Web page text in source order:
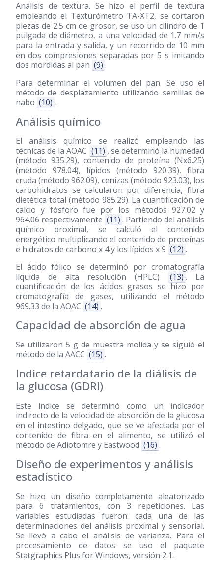
Análisis de textura. Se hizo el perfil de textura
empleando el Texturómetro TA-XT2, se cortaron
piezas de 2.5 cm de grosor, se uso un cilindro de 1
pulgada de diámetro, a una velocidad de 1.7 mm/s
para la entrada y salida, y un recorrido de 10 mm
en dos compresiones separadas por 5 s imitando
dos mordidas al pan (9) .
Para determinar el volumen del pan. Se uso el
método de desplazamiento utilizando semillas de
nabo (10) .
Análisis químico
El análisis químico se realizó empleando las
técnicas de la AOAC (11) , se determinó la humedad
(método 935.29), contenido de proteína (Nx6.25)
(método 978.04), lípidos (método 920.39), fibra
cruda (método 962.09), cenizas (método 923.03), los
carbohidratos se calcularon por diferencia, fibra
dietética total (método 985.29). La cuantificación de
calcio y fósforo fue por los métodos 927.02 y
964.06 respectivamente (11) . Partiendo del análisis
químico proximal, se calculó el contenido
energético multiplicando el contenido de proteínas
e hidratos de carbono x 4 y los lípidos x 9 (12) .
El ácido fólico se determinó por cromatografía
líquida de alta resolución (HPLC)
(13) . La
cuantificación de los ácidos grasos se hizo por
cromatografía de gases, utilizando el método
969.33 de la AOAC (14) .
Capacidad de absorción de agua
Se utilizaron 5 g de muestra molida y se siguió el
método de la AACC (15) .
Indice retardatario de la diálisis de
la glucosa (GDRI)
Este índice se determinó como un indicador
indirecto de la velocidad de absorción de la glucosa
en el intestino delgado, que se ve afectada por el
contenido de fibra en el alimento, se utilizó el
método de Adiotomre y Eastwood (16) .
Diseño de experimentos y análisis
estadístico
Se hizo un diseño completamente aleatorizado
para 6 tratamientos, con 3 repeticiones. Las
variables estudiadas fueron: cada una de las
determinaciones del análisis proximal y sensorial.
Se llevó a cabo el análisis de varianza. Para el
procesamiento de datos se uso el paquete
Statgraphics Plus for Windows, versión 2.1.